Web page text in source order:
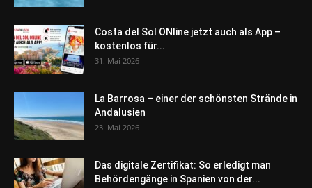
Costa del Sol ONline jetzt auch als App –
kostenlos für...
31. Mai 2026
La Barrosa – einer der schönsten Strände in
Andalusien
23. Mai 2026
Das digitale Zertifikat: So erledigt man
Behördengänge in Spanien von der...